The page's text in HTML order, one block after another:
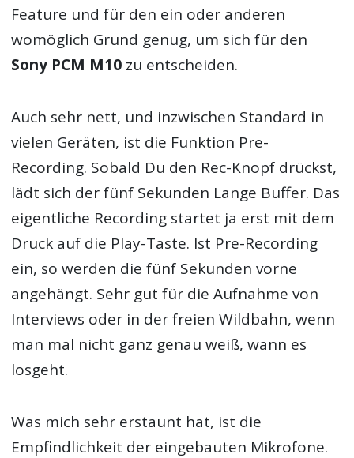
Feature und für den ein oder anderen
womöglich Grund genug, um sich für den
Sony PCM M10 zu entscheiden.
Auch sehr nett, und inzwischen Standard in
vielen Geräten, ist die Funktion Pre-
Recording. Sobald Du den Rec-Knopf drückst,
lädt sich der fünf Sekunden Lange Buffer. Das
eigentliche Recording startet ja erst mit dem
Druck auf die Play-Taste. Ist Pre-Recording
ein, so werden die fünf Sekunden vorne
angehängt. Sehr gut für die Aufnahme von
Interviews oder in der freien Wildbahn, wenn
man mal nicht ganz genau weiß, wann es
losgeht.
Was mich sehr erstaunt hat, ist die
Empfindlichkeit der eingebauten Mikrofone.